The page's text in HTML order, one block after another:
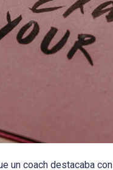
un coach destacaba